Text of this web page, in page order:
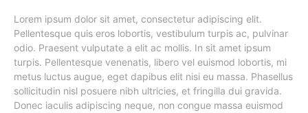
Lorem ipsum dolor sit amet, consectetur adipiscing elit.
Pellentesque quis eros lobortis, vestibulum turpis ac, pulvinar
odio. Praesent vulputate a elit ac mollis. In sit amet ipsum
turpis. Pellentesque venenatis, libero vel euismod lobortis, mi
metus luctus augue, eget dapibus elit nisi eu massa. Phasellus
sollicitudin nisl posuere nibh ultricies, et fringilla dui gravida.
Donec iaculis adipiscing neque, non congue massa euismod